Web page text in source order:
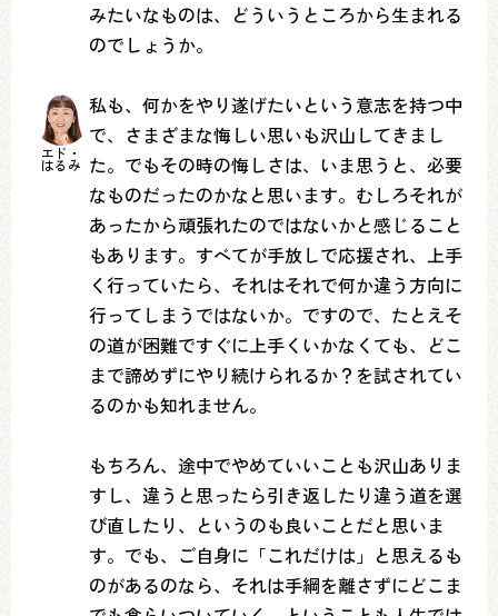
みたいなものは、どういうところから生まれる
のでしょうか。
エド・
はるみ
私も、何かをやり遂げたいという意志を持つ中
で、さまざまな悔しい思いも沢山してきまし
た。でもその時の悔しさは、いま思うと、必要
なものだったのかなと思います。むしろそれが
あったから頑張れたのではないかと感じること
もあります。すべてが手放しで応援され、上手
く行っていたら、それはそれで何か違う方向に
行ってしまうではないか。ですので、たとえそ
の道が困難ですぐに上手くいかなくても、どこ
まで諦めずにやり続けられるか？を試されてい
るのかも知れません。
もちろん、途中でやめていいことも沢山ありま
すし、違うと思ったら引き返したり違う道を選
び直したり、というのも良いことだと思いま
す。でも、ご自身に「これだけは」と思えるも
のがあるのなら、それは手綱を離さずにどこま